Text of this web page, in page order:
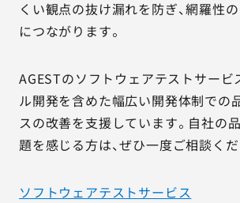
くい観点の抜け漏れを防ぎ、網羅性
につながります。
AGESTのソフトウェアテストサービ
ル開発を含めた幅広い開発体制での
スの改善を支援しています。自社の
題を感じる方は、ぜひ一度ご相談くだ
ソフトウェアテストサービス